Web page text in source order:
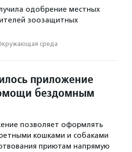
одобрение местных
зоозащитных
среда
приложение
бездомным
позволяет оформлять
кошками и собаками
приютам напрямую